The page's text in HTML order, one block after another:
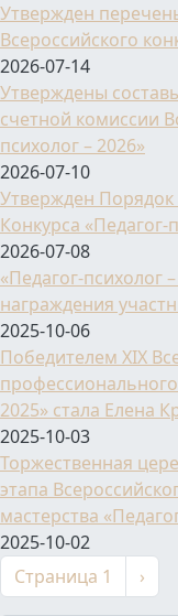
Утвержден
Всероссийского
2026-07-14
Утверждены
счетной комиссии
психолог – 2026»
2026-07-10
Утвержден
Конкурса «Педагог-
2026-07-08
«Педагог-психолог
награждения
2025-10-06
Победителем XIX
2025» стала Елена
2025-10-03
Торжественная
этапа
мастерства
2025-10-02
Нумерация
Страница 1 ›